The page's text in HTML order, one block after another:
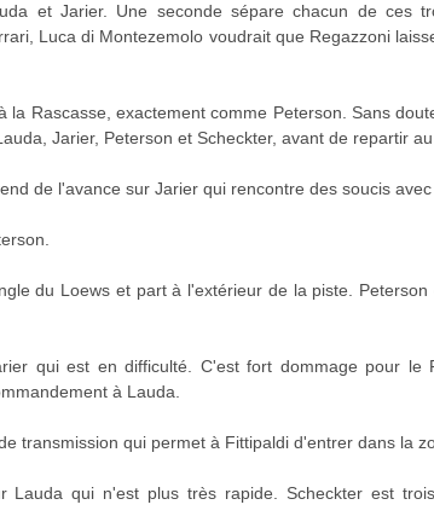
et Jarier. Une seconde sépare chacun de ces
Luca di Montezemolo voudrait que Regazzoni
la Rascasse, exactement comme Peterson. Sans
Jarier, Peterson et Scheckter, avant de repartir
de l'avance sur Jarier qui rencontre des soucis avec
du Loews et part à l'extérieur de la piste.
qui est en difficulté. C'est fort dommage pour le
à Lauda.
transmission qui permet à Fittipaldi d'entrer dans la
Lauda qui n'est plus très rapide. Scheckter est